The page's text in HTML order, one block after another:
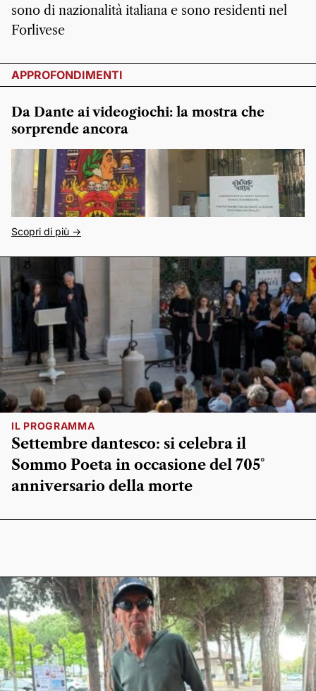
sono di nazionalità italiana e sono residenti nel
Forlivese
APPROFONDIMENTI
Da Dante ai videogiochi: la mostra che
sorprende ancora
Scopri di più ->
IL PROGRAMMA
Settembre dantesco: si celebra il
Sommo Poeta in occasione del 705°
anniversario della morte